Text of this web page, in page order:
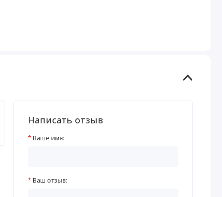
Написать отзыв
Ваше имя:
Ваш отзыв: